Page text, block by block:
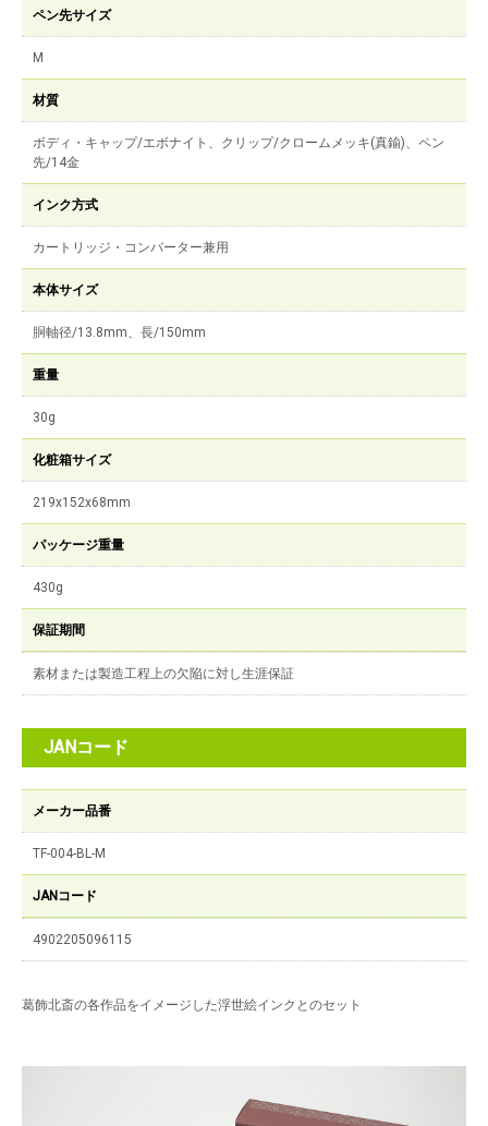
ペン先サイズ
M
材質
ボディ・キャップ/エボナイト、クリップ/クロームメッキ(真鍮)、ペン
先/14金
インク方式
カートリッジ・コンバーター兼用
本体サイズ
胴軸径/13.8mm、長/150mm
重量
30g
化粧箱サイズ
219x152x68mm
パッケージ重量
430g
保証期間
素材または製造工程上の欠陥に対し生涯保証
JANコード
メーカー品番
TF-004-BL-M
JANコード
4902205096115
葛飾北斎の各作品をイメージした浮世絵インクとのセット